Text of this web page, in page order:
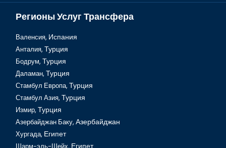
Регионы Услуг Трансфера
Валенсия, Испания
Анталия, Турция
Бодрум, Турция
Даламан, Турция
Стамбул Европа, Турция
Стамбул Азия, Турция
Измир, Турция
Азербайджан Баку, Азербайджан
Хургада, Египет